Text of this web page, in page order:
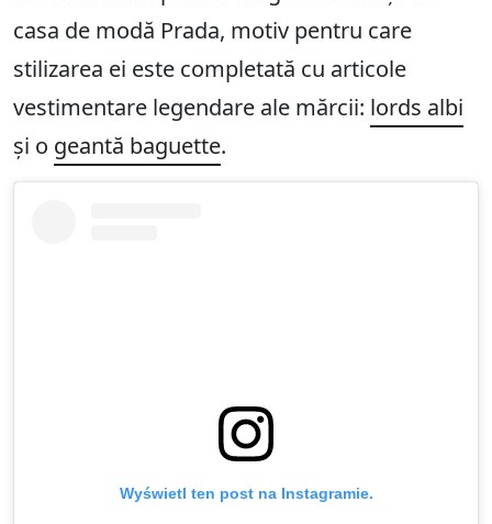
casa de modă Prada, motiv pentru care
stilizarea ei este completată cu articole
vestimentare legendare ale mărcii: lords albi
și o geantă baguette.
Wyświetl ten post na Instagramie.